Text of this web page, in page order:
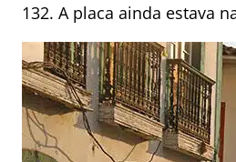
132. A placa ainda estava